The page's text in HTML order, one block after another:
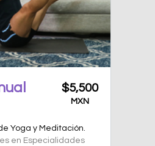
$5,500
MXN
Yoga y Meditación.
en Especialidades